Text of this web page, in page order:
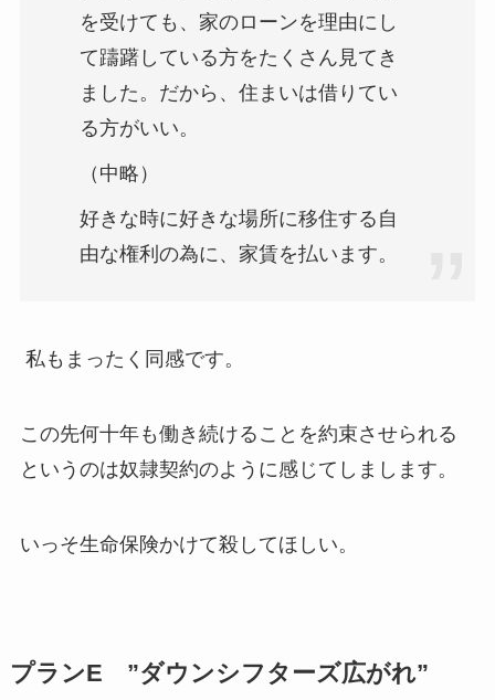
を受けても、家のローンを理由にし
て躊躇している方をたくさん見てき
ました。だから、住まいは借りてい
る方がいい。
（中略）
好きな時に好きな場所に移住する自
由な権利の為に、家賃を払います。
私もまったく同感です。
この先何十年も働き続けることを約束させられる
というのは奴隷契約のように感じてしまします。
いっそ生命保険かけて殺してほしい。
プランE ”ダウンシフターズ広がれ”